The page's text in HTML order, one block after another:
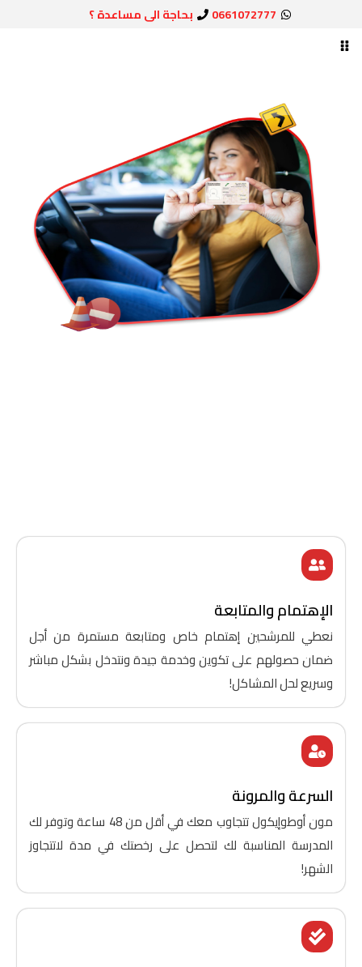
0661072777 بحاجة الى مساعدة ؟
الإهتمام والمتابعة
نعطي للمرشحين إهتمام خاص ومتابعة مستمرة من أجل
ضمان حصولهم على تكوين وخدمة جيدة ونتدخل بشكل مباشر
وسريع لحل المشاكل!
السرعة والمرونة
مون أوطوإيكول تتجاوب معك في أقل من 48 ساعة وتوفر لك
المدرسة المناسبة لك لتحصل على رخصتك في مدة لاتتجاوز
الشهر!